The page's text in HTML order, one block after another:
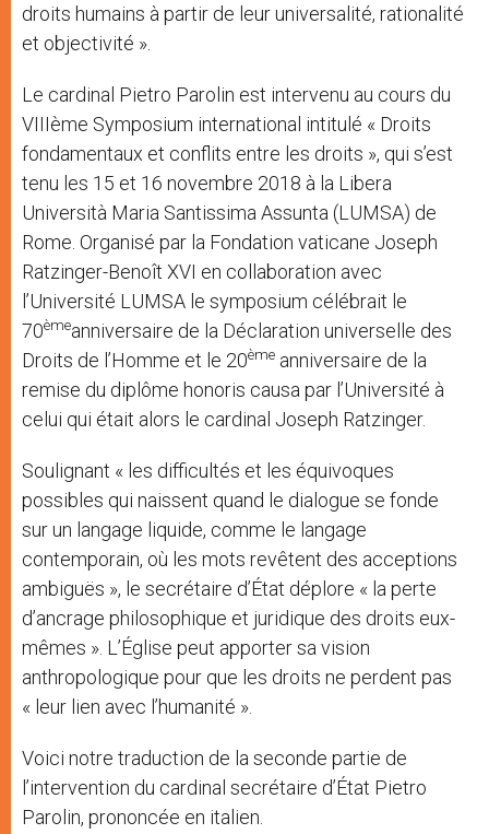
droits humains à partir de leur universalité, rationalité
et objectivité ».
Le cardinal Pietro Parolin est intervenu au cours du
VIIIème Symposium international intitulé « Droits
fondamentaux et conflits entre les droits », qui s’est
tenu les 15 et 16 novembre 2018 à la Libera
Università Maria Santissima Assunta (LUMSA) de
Rome. Organisé par la Fondation vaticane Joseph
Ratzinger-Benoît XVI en collaboration avec
l’Université LUMSA le symposium célébrait le
70èmeanniversaire de la Déclaration universelle des
Droits de l’Homme et le 20ème anniversaire de la
remise du diplôme honoris causa par l’Université à
celui qui était alors le cardinal Joseph Ratzinger.
Soulignant « les difficultés et les équivoques
possibles qui naissent quand le dialogue se fonde
sur un langage liquide, comme le langage
contemporain, où les mots revêtent des acceptions
ambiguës », le secrétaire d’État déplore « la perte
d’ancrage philosophique et juridique des droits eux-
mêmes ». L’Église peut apporter sa vision
anthropologique pour que les droits ne perdent pas
« leur lien avec l’humanité ».
Voici notre traduction de la seconde partie de
l’intervention du cardinal secrétaire d’État Pietro
Parolin, prononcée en italien.